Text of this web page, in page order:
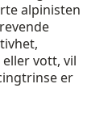
alpinisten
vott, vil
er